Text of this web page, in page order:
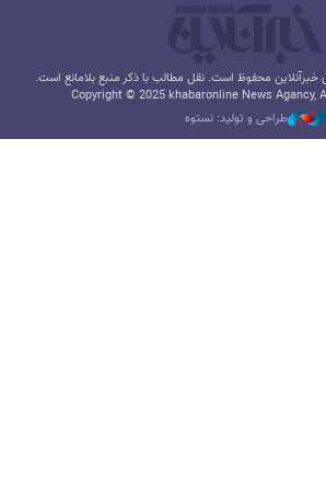
محفوظ است. نقل مطالب با ذکر منبع بلامانع است.
Copyright © 2025 khabaronline News Agancy,
طراحی و تولید: نستوه